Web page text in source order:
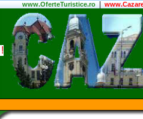
www.OferteTuristice.ro|